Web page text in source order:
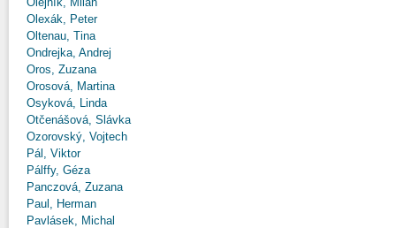
Olexák, Peter
Oltenau, Tina
Ondrejka, Andrej
Oros, Zuzana
Orosová, Martina
Osyková, Linda
Otčenášová, Slávka
Ozorovský, Vojtech
Pál, Viktor
Pálffy, Géza
Panczová, Zuzana
Paul, Herman
Pavlásek, Michal